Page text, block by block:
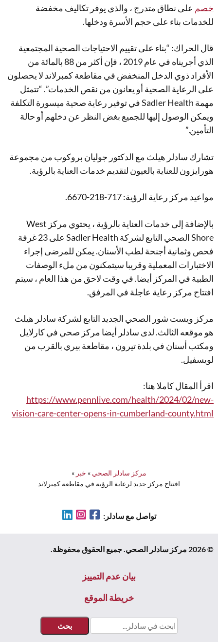
خصم على نطاق متدرج ، والذي يوفر تكاليف مخفضة
للخدمات بناء على حجم الأسرة ودخلها.
قال الحراك: “بناء على تقييم الاحتياجات الصحية المجتمعية
الذي أجريناه في عام 2019 ، فإن أكثر من 88 بالمائة من
الأفراد ذوي الدخل المنخفض في مقاطعة كمبرلاند لا يحصلون
على الرعاية الصحية أو يعانون من نقص الخدمات”. “تتمثل
مهمة Sadler Health في توفير رعاية صحية ميسورة التكلفة
ويمكن الوصول إليها للجميع بغض النظر عن دخلهم أو حالة
التأمين.”
تشارك سادلر هيلث مع الدكتور جوليان بروكوب من مجموعة
هورايزون للعناية بالعيون لتقديم خدمات العناية بالرؤية.
مواعيد مركز رعاية الرؤية: 717-218-6670.
بالإضافة إلى خدمات العناية بالرؤية ، يحتوي مركز West
Shore الصحي التابع لشركة Sadler Health على 23 غرفة
فحص وثمانية أجنحة لطب الأسنان. يمكن للمرضى إجراء
الاختبارات المعملية وقريبا سيتمكنون من ملء الوصفات
الطبية في المركز أيضا. في وقت لاحق من هذا العام ، سيتم
افتتاح مركز رعاية عاجلة في المرفق.
مركز ويست شور الصحي الجديد التابع لشركة سادلر هيلث
هو موقعه الثالث. لدى سادلر أيضا مركز صحي في كارلايل
ومكتب أسنان في بلدة تيرون ، مقاطعة بيري بالقرب من
لويسفيل.
اقرأ المقال كاملا هنا:
https://www.pennlive.com/health/2024/02/new-
vision-care-center-opens-in-cumberland-county.html
مركز سادلر الصحي » خبر »
افتتاح مركز جديد لرعاية الرؤية في مقاطعة كمبرلاند
تواصل مع سادلر: Facebook
Instagram
© 2026 مركز سادلر الصحي. جميع الحقوق محفوظة.
بيان عدم التمييز
خريطة الموقع
بحث: